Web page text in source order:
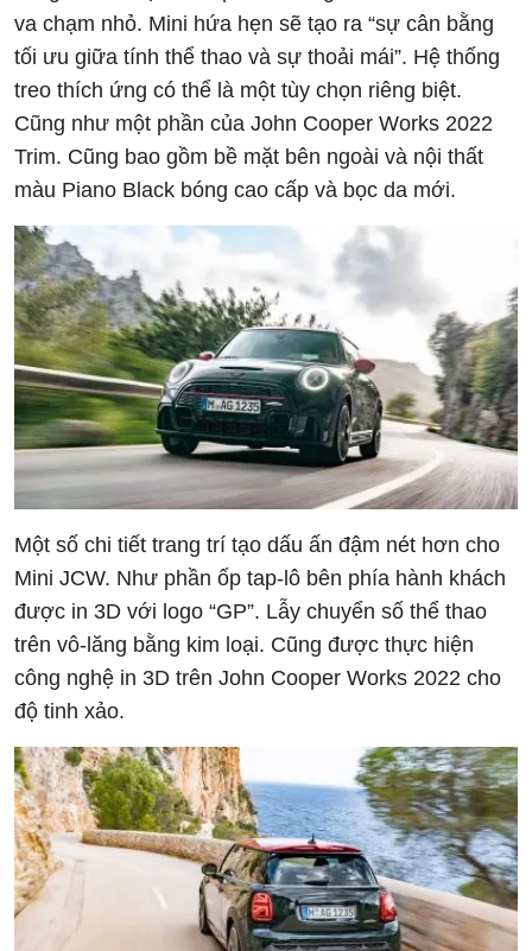
va chạm nhỏ. Mini hứa hẹn sẽ tạo ra “sự cân bằng
tối ưu giữa tính thể thao và sự thoải mái”. Hệ thống
treo thích ứng có thể là một tùy chọn riêng biệt.
Cũng như một phần của John Cooper Works 2022
Trim. Cũng bao gồm bề mặt bên ngoài và nội thất
màu Piano Black bóng cao cấp và bọc da mới.
Một số chi tiết trang trí tạo dấu ấn đậm nét hơn cho
Mini JCW. Như phần ốp tap-lô bên phía hành khách
được in 3D với logo “GP”. Lẫy chuyển số thể thao
trên vô-lăng bằng kim loại. Cũng được thực hiện
công nghệ in 3D trên John Cooper Works 2022 cho
độ tinh xảo.